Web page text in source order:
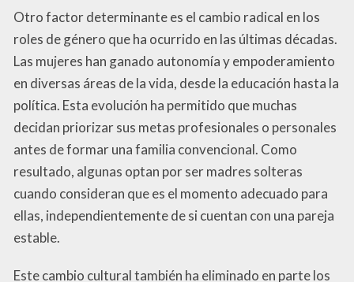
Otro factor determinante es el cambio radical en los
roles de género que ha ocurrido en las últimas décadas.
Las mujeres han ganado autonomía y empoderamiento
en diversas áreas de la vida, desde la educación hasta la
política. Esta evolución ha permitido que muchas
decidan priorizar sus metas profesionales o personales
antes de formar una familia convencional. Como
resultado, algunas optan por ser madres solteras
cuando consideran que es el momento adecuado para
ellas, independientemente de si cuentan con una pareja
estable.
Este cambio cultural también ha eliminado en parte los